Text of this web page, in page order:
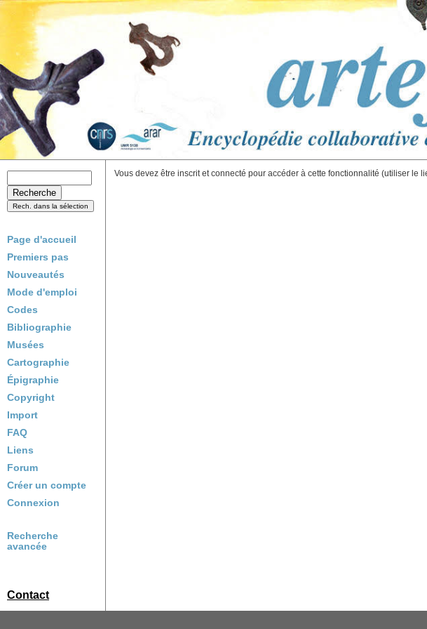
Page d'accueil
Premiers pas
Nouveautés
Mode d'emploi
Codes
Bibliographie
Musées
Cartographie
Épigraphie
Copyright
Import
FAQ
Liens
Forum
Créer un compte
Connexion
Recherche
avancée
Contact
Vous devez être inscrit et connecté pour accéder à cette fonctionnalité (utiliser le